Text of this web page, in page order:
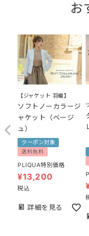
お
【ジャケット 羽織】
ソフトノーカラージ
ャケット（ベージ
ュ）
クーポン対象
送料無料
PLIQUA特別価格
¥13,200
税込
詳細を見る